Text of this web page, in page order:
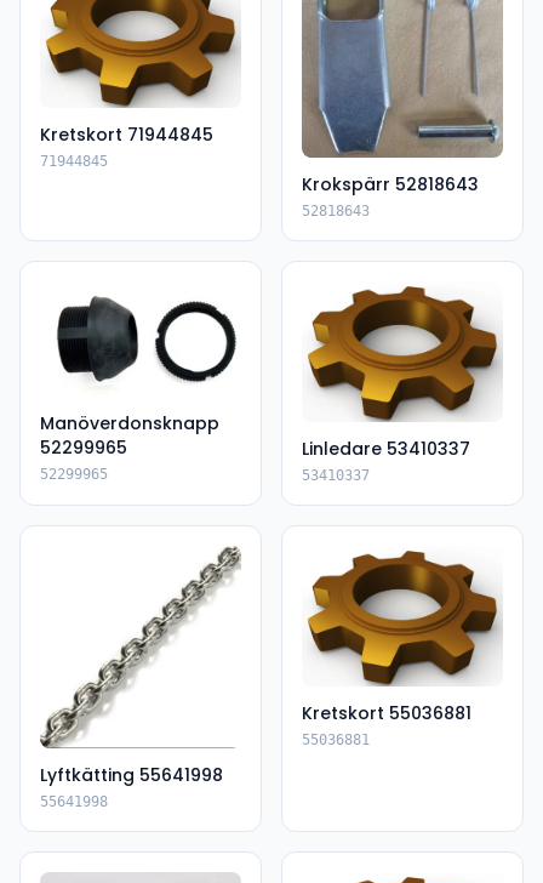
Kretskort 71944845
71944845
Krokspärr 52818643
52818643
Manöverdonsknapp
52299965
52299965
Linledare 53410337
53410337
Lyftkätting 55641998
55641998
Kretskort 55036881
55036881